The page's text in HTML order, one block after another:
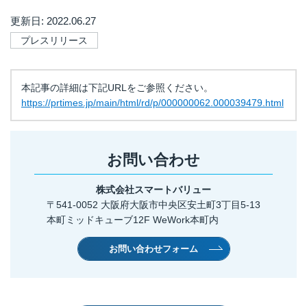
更新日: 2022.06.27
プレスリリース
本記事の詳細は下記URLをご参照ください。
https://prtimes.jp/main/html/rd/p/000000062.000039479.html
お問い合わせ
株式会社スマートバリュー
〒541-0052 大阪府大阪市中央区安土町3丁目5-13
本町ミッドキューブ12F WeWork本町内
お問い合わせフォーム